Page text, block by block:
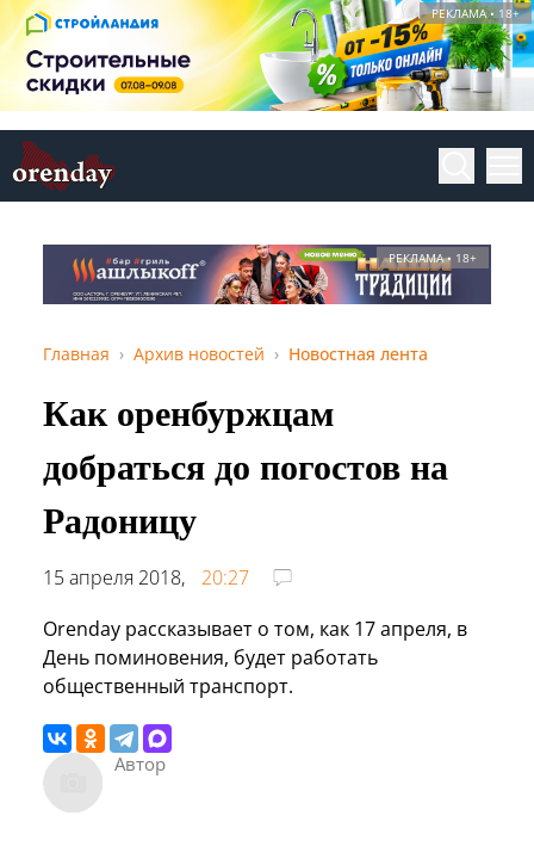
РЕКЛАМА • 18+
РЕКЛАМА • 18+
Главная Архив новостей Новостная лента
Как оренбуржцам
добраться до погостов на
Радоницу
15 апреля 2018,
20:27
Orenday рассказывает о том, как 17 апреля, в
День поминовения, будет работать
общественный транспорт.
Автор